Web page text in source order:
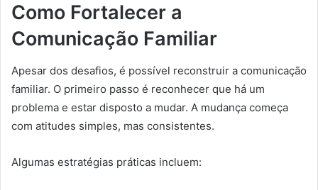
Como Fortalecer a
Comunicação Familiar
Apesar dos desafios, é possível reconstruir a comunicação
familiar. O primeiro passo é reconhecer que há um
problema e estar disposto a mudar. A mudança começa
com atitudes simples, mas consistentes.
Algumas estratégias práticas incluem: